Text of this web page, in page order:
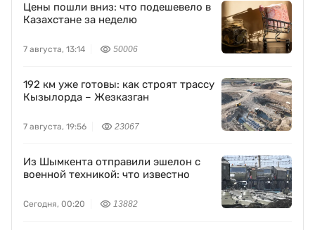
Цены пошли вниз: что подешевело в
Казахстане за неделю
7 августа, 13:14 50006
192 км уже готовы: как строят трассу
Кызылорда – Жезказган
7 августа, 19:56 23067
Из Шымкента отправили эшелон с
военной техникой: что известно
Сегодня, 00:20 13882